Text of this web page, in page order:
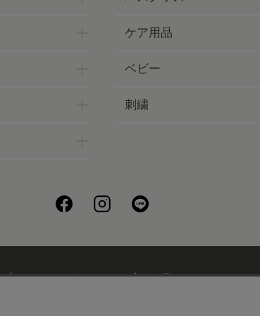
ケア用品
ベビー
刺繍
プライバシーポリシー 店舗一覧 UCHINOフ